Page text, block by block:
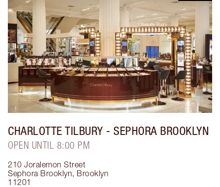
CHARLOTTE TILBURY - SEPHORA BROOKLYN
OPEN UNTIL 8:00 PM
210 Joralemon Street
Sephora Brooklyn, Brooklyn
11201